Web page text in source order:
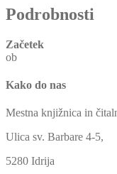
Podrobnosti
Začetek
ob
Kako do nas
Mestna knjižnica in
Ulica sv. Barbare 4-5,
5280 Idrija